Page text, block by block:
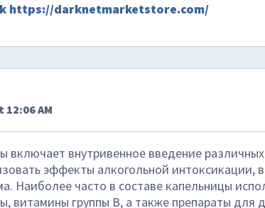
https://darknetmarketstore.com/
12:06 AM
включает внутривенное введение
эффекты алкогольной интоксикации,
Наиболее часто в составе капельницы
витамины группы B, а также препараты для